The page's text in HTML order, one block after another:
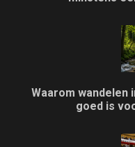
Waarom wandelen
goed is